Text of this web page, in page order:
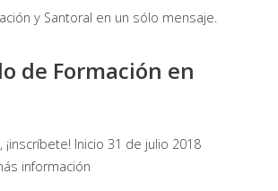
y Santoral en un sólo mensaje.
de Formación en
Inicio 31 de julio 2018
información